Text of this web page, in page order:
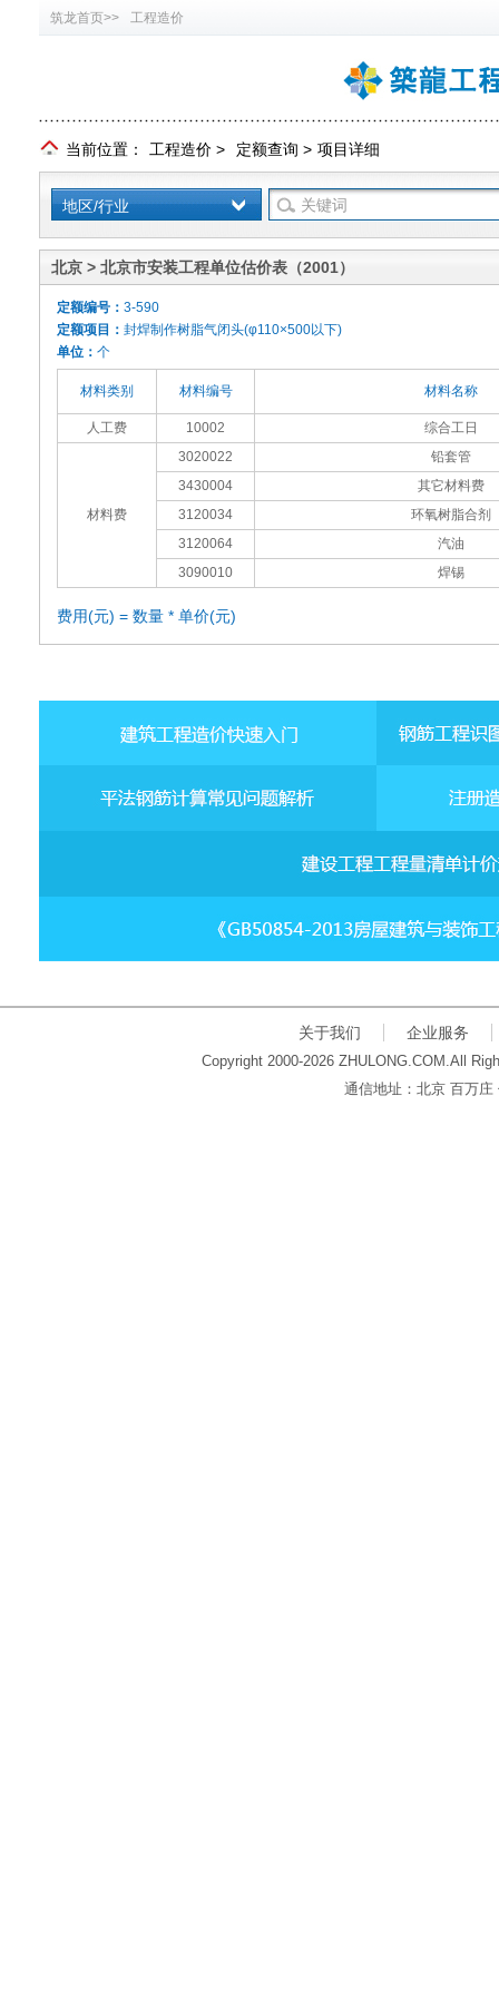
筑龙首页>> 工程造价
当前位置： 工程造价 > 定额查询 > 项目详细
地区/行业
北京 > 北京市安装工程单位估价表（2001）
定额编号： 3-590
定额项目： 封焊制作树脂气闭头(φ110×500以下)
单位： 个
材料类别 材料编号 材料名称
人工费 10002 综合工日
材料费
3020022
铅套管
3430004
其它材料费
3120034
环氧树脂合剂
3120064
汽油
3090010
焊锡
费用(元) = 数量 * 单价(元)
关于我们 企业服务
Copyright 2000-2026 ZHULONG.COM.All
通信地址：北京 百万